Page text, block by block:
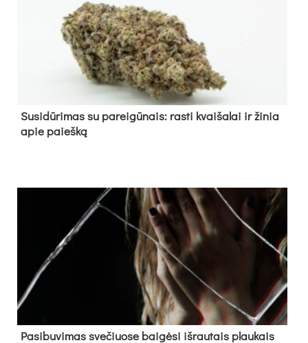
Su­si­dū­ri­mas su pa­rei­gū­nais: ras­ti kvai­ša­lai ir ži­nia
apie paieš­ką
Pa­si­bu­vi­mas sve­čiuo­se bai­gė­si iš­rau­tais plau­kais